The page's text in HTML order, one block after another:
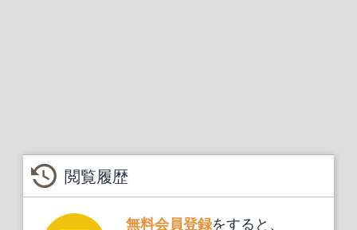
閲覧履歴
無料会員登録をすると、